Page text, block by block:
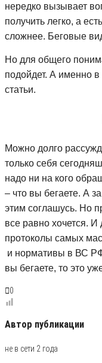
нередко вызывает
получить легко, а
сложнее. Беговые
Но для общего
подойдет. А именно
статьи.
Можно долго
только себя
надо ни на кого
– что вы бегаете. А
этим соглашусь. Но
все равно хочется. И
протоколы самых
и нормативы в ВС
вы бегаете, то это
0
Автор публикации
не в сети 2 года